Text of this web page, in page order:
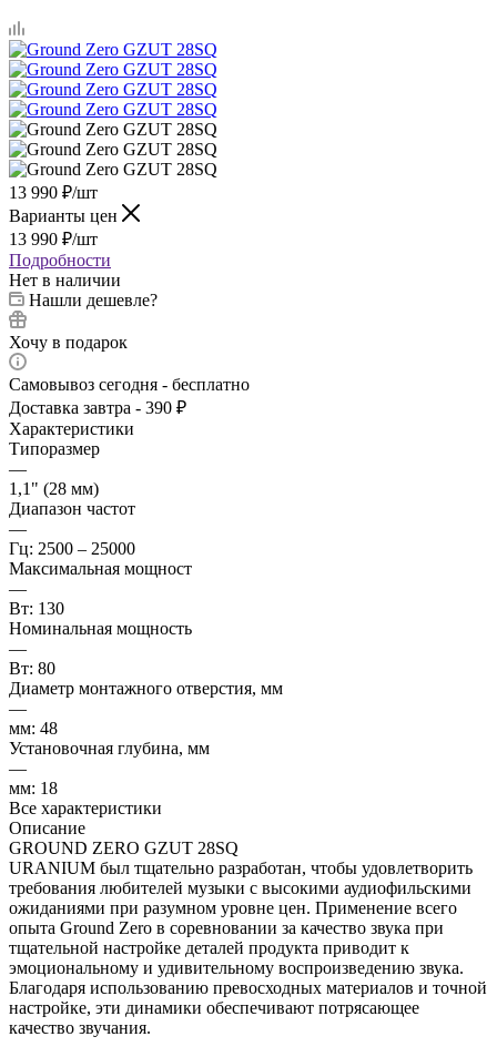
13 990 ₽/шт
Варианты цен
13 990 ₽/шт
Подробности
Нет в наличии
Нашли дешевле?
Хочу в подарок
Самовывоз сегодня - бесплатно
Доставка завтра - 390 ₽
Характеристики
Типоразмер
—
1,1" (28 мм)
Диапазон частот
—
Гц: 2500 – 25000
Максимальная мощност
—
Вт: 130
Номинальная мощность
—
Вт: 80
Диаметр монтажного отверстия, мм
—
мм: 48
Установочная глубина, мм
—
мм: 18
Все характеристики
Описание
GROUND ZERO GZUT 28SQ
URANIUM был тщательно разработан, чтобы удовлетворить
требования любителей музыки с высокими аудиофильскими
ожиданиями при разумном уровне цен. Применение всего
опыта Ground Zero в соревновании за качество звука при
тщательной настройке деталей продукта приводит к
эмоциональному и удивительному воспроизведению звука.
Благодаря использованию превосходных материалов и точной
настройке, эти динамики обеспечивают потрясающее
качество звучания.